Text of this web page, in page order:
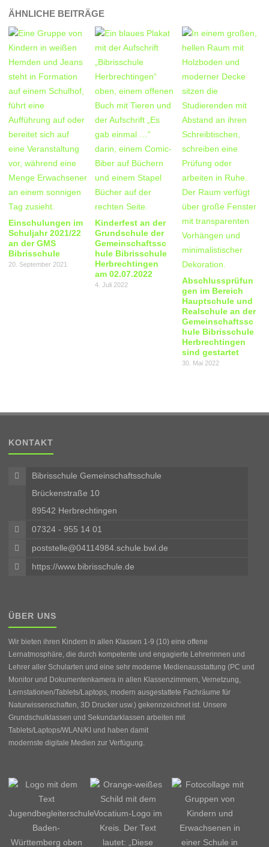
ÄHNLICHE BEITRÄGE
Einschulungen im
Schuljahr 2021/22
an der GMS
Bibrisschule
20. September 2021
Kinderfest an der
Grundschule der
Gemeinschaftssc
hule Bibrisschule
Herbrechtingen
am 02.07.2022
4. Juli 2022
Abschlussprüfun
gen im Bereich
Hauptschule und
Realschule an der
Gemeinschaftssc
hule Bibrisschule
Herbrechtingen
sind gestartet
30. Mai 2022
KONTAKT
Bibrisschule Gemeinschaftsschule
Brückenstraße 10
89542 Herbrechtingen
07324 - 955 14 01
poststelle@04114984.schule.bwl.de
https://www.bibrisschule.de
ÜBER UNS
Wir bieten ihren Kindern in allen Klassen 1-9 (10) eine offene
Lernatmosphäre, die durch kompetente und engagierte Lehrerinnen und
Lehrer aller Schularten und eine sehr moderne Medienausstattung (PC und
Monitor und Dokumentenkamera in allen Klassenzimmern, Vernetzung,
Lernstationen/Tablets/Laptops, modern ausgestattete Fachräume für
Naturwissenschaften, 3D Drucker usw.) gekennzeichnet ist. Unsere
Grundschulklassen und Sekundarklassen arbeiten mit
Tablets/Laptops/WLAN/KI und haben damit
modernste digitale Medien zur Verfügung.